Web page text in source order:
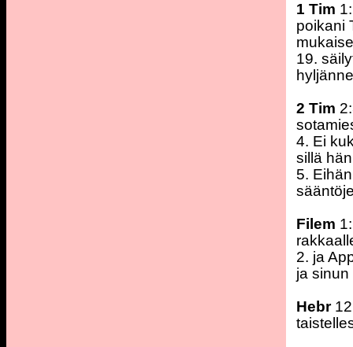
1 Tim
poikani
19.
2 Tim
4. Ei
sillä
5.
Filem
2. ja
ja
Hebr